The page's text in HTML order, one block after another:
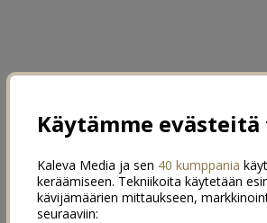
Käytämme
Kaleva Media ja sen 40 kumppania
keräämiseen. Tekniikoita käytetään
kävijämäärien mittaukseen,
seuraaviin: